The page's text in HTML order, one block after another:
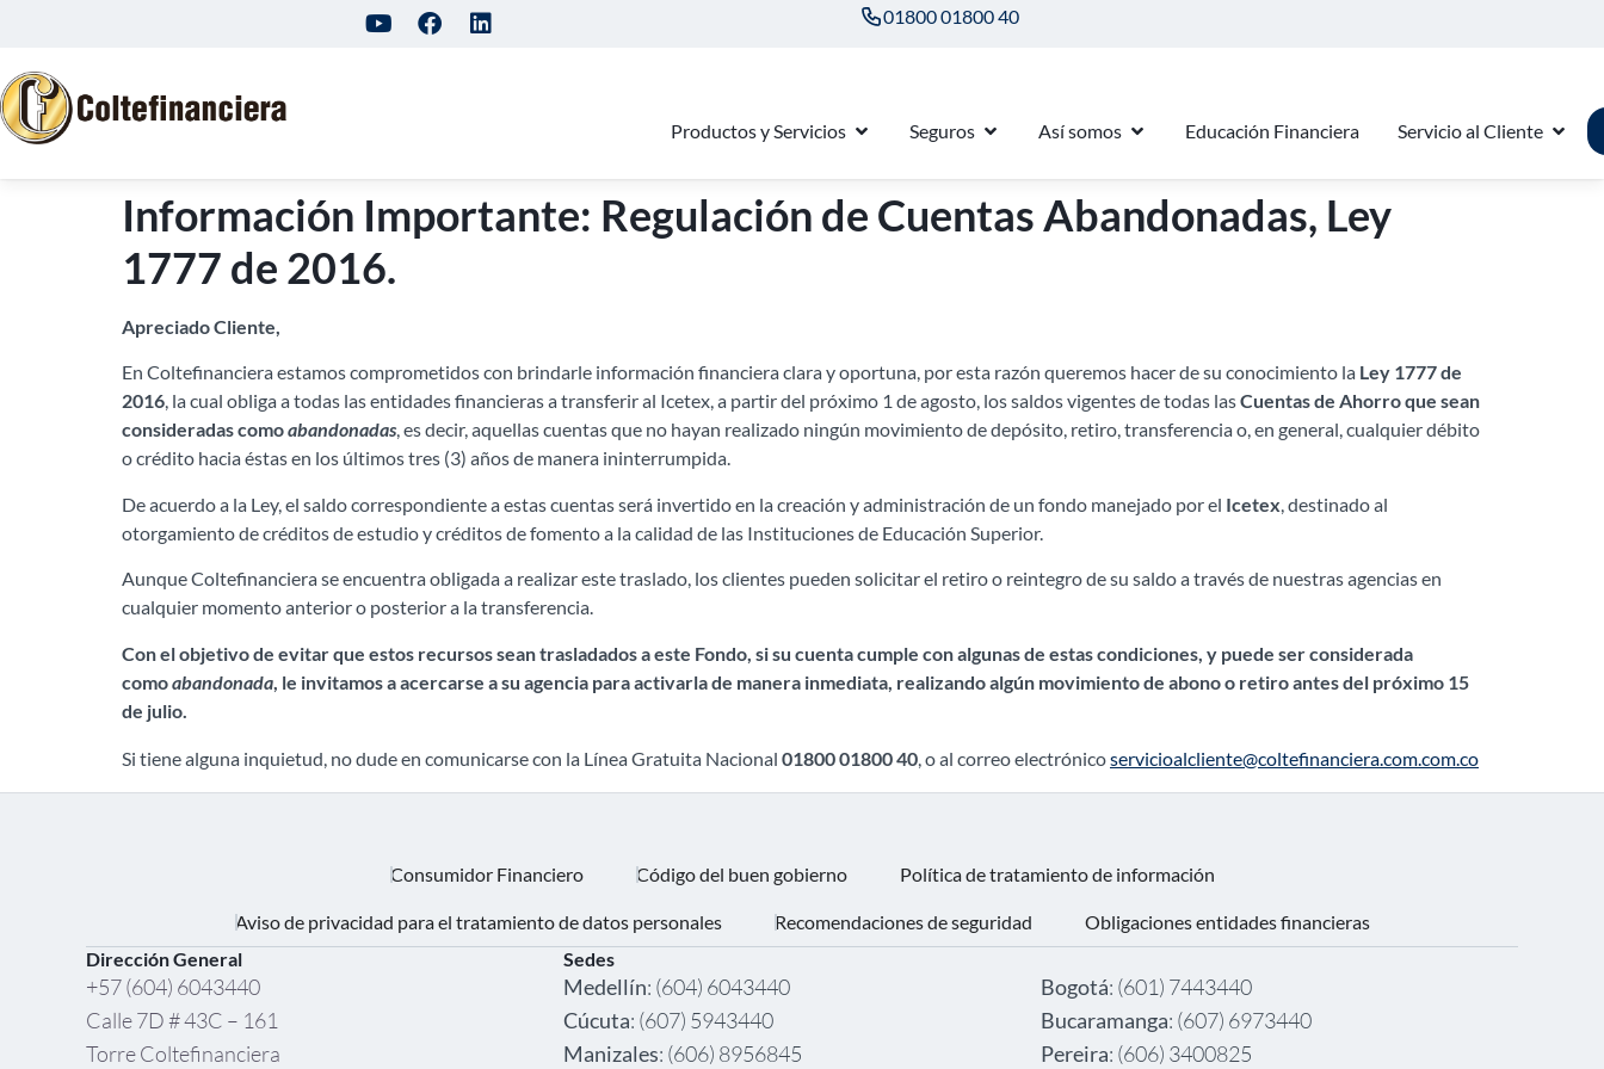
01800 01800 40
Productos y Servicios Seguros Así somos Educación Financiera Servicio al Cliente
Información Importante: Regulación de Cuentas Abandonadas, Ley
1777 de 2016.
Apreciado Cliente,
En Coltefinanciera estamos comprometidos con brindarle información financiera clara y oportuna, por esta razón queremos hacer de su conocimiento la Ley 1777 de
2016, la cual obliga a todas las entidades financieras a transferir al Icetex, a partir del próximo 1 de agosto, los saldos vigentes de todas lasCuentas de Ahorro que sean
consideradas comoabandonadas, es decir, aquellas cuentas que no hayan realizado ningún movimiento de depósito, retiro, transferencia o, en general, cualquier débito
o crédito hacia éstas en los últimos tres (3) años de manera ininterrumpida.
De acuerdo a la Ley, el saldo correspondiente a estas cuentas será invertido en la creación y administración de un fondo manejado por el Icetex , destinado al
otorgamiento de créditos de estudio y créditos de fomento a la calidad de las Instituciones de Educación Superior.
Aunque Coltefinanciera se encuentra obligada a realizar este traslado, los clientes pueden solicitar el retiro o reintegro de su saldo a través de nuestras agencias en
cualquier momento anterior o posterior a la transferencia.
Con el objetivo de evitar que estos recursos sean trasladados a este Fondo, si su cuenta cumple con algunas de estas condiciones, y puede ser considerada
comoabandonada , le invitamos a acercarse a su agencia para activarla de manera inmediata, realizando algún movimiento de abono o retiro antes del próximo 15
de julio.
Si tiene alguna inquietud, no dude en comunicarse con la Línea Gratuita Nacional 01800 01800 40, o al correo electrónicoservicioalcliente@coltefinanciera.com.com.co
Consumidor Financiero Código del buen gobierno Política de tratamiento de información
Aviso de privacidad para el tratamiento de datos personales Recomendaciones de seguridad
Obligaciones entidades financieras
Dirección General
+57 (604) 6043440
Calle 7D # 43C – 161
Torre Coltefinanciera
Sedes
Medellín: (604) 6043440
Cúcuta: (607) 5943440
Manizales: (606) 8956845
Bogotá: (601) 7443440
Bucaramanga: (607) 6973440
Pereira: (606) 3400825